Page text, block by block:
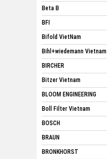
Beta B
BFI
Bifold VietNam
Bihl+wiedemann Vietnam
BIRCHER
Bitzer Vietnam
BLOOM ENGINEERING
Boll Filter Vietnam
BOSCH
BRAUN
BRONKHORST